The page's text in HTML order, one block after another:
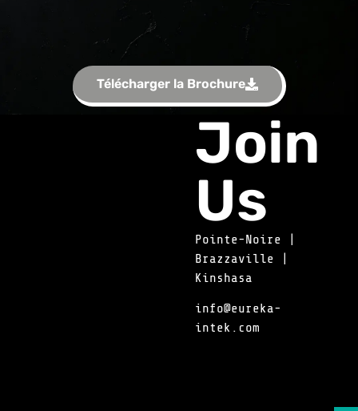
Télécharger la Brochure
Join
Us
Pointe-Noire |
Brazzaville |
Kinshasa
info@eureka-
intek.com